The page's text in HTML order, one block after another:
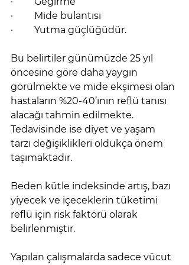
·         Mide bulantısı
·         Yutma güçlüğüdür.
Bu belirtiler günümüzde 25 yıl
öncesine göre daha yaygın
görülmekte ve mide ekşimesi olan
hastaların %20-40’ının reflü tanısı
alacağı tahmin edilmekte.
Tedavisinde ise diyet ve yaşam
tarzı değişiklikleri oldukça önem
taşımaktadır.
Beden kütle indeksinde artış, bazı
yiyecek ve içeceklerin tüketimi
reflü için risk faktörü olarak
belirlenmiştir.
Yapılan çalışmalarda sadece vücut